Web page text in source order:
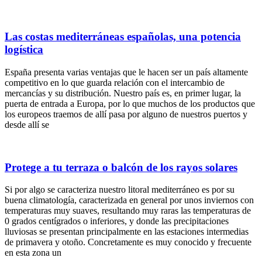
Las costas mediterráneas españolas, una potencia
logística
España presenta varias ventajas que le hacen ser un país altamente
competitivo en lo que guarda relación con el intercambio de
mercancías y su distribución. Nuestro país es, en primer lugar, la
puerta de entrada a Europa, por lo que muchos de los productos que
los europeos traemos de allí pasa por alguno de nuestros puertos y
desde allí se
Protege a tu terraza o balcón de los rayos solares
Si por algo se caracteriza nuestro litoral mediterráneo es por su
buena climatología, caracterizada en general por unos inviernos con
temperaturas muy suaves, resultando muy raras las temperaturas de
0 grados centígrados o inferiores, y donde las precipitaciones
lluviosas se presentan principalmente en las estaciones intermedias
de primavera y otoño. Concretamente es muy conocido y frecuente
en esta zona un